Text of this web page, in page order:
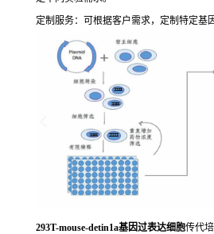
定制服务：可根据客户需求，定制特定基
293T-mouse-detin1a基因过表达细胞传代